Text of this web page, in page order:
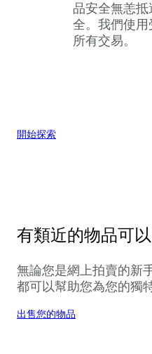
品安全無恙
全。我們使
所有交易。
開始探索
有類近的物品可
無論您是網上拍賣的新
都可以幫助您為您的獨
出售您的物品